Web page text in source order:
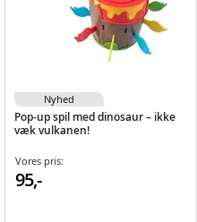
Pop-up spil med dinosaur – ikke
væk vulkanen!
Vores pris:
95,-
Nyhed